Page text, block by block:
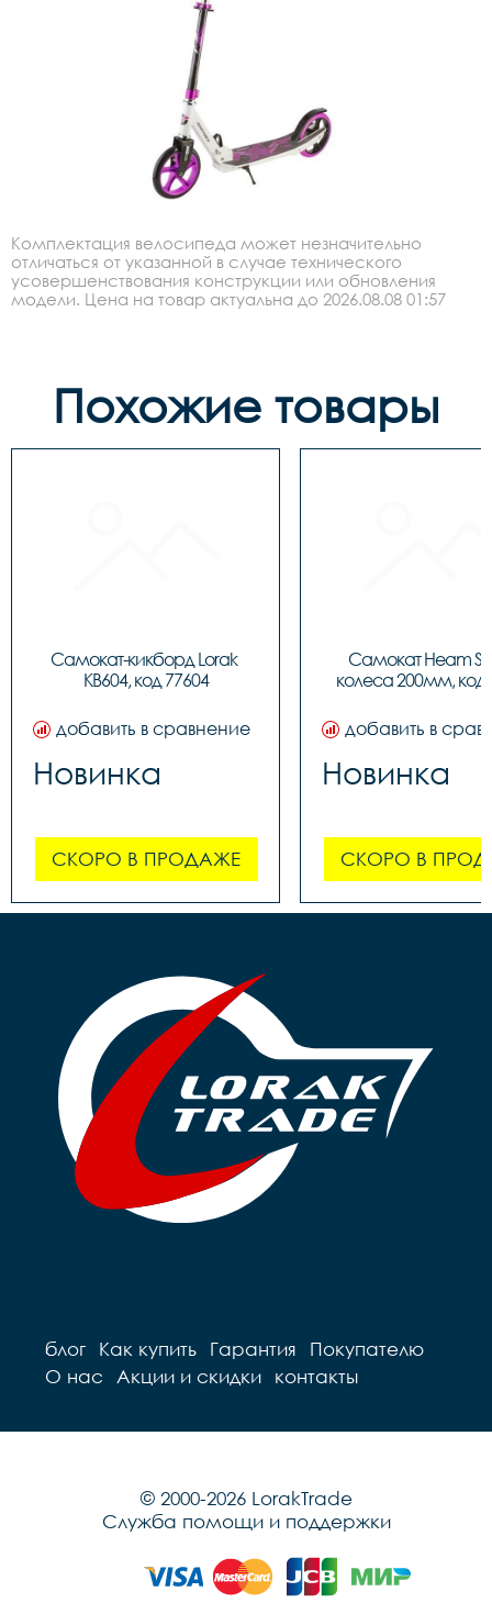
Комплектация велосипеда может незначительно
отличаться от указанной в случае технического
усовершенствования конструкции или обновления
модели. Цена на товар актуальна до 2026.08.08 01:57
Похожие товары
Самокат-кикборд Lorak
KB604, код 77604
добавить в сравнение
Новинка
СКОРО В ПРОДАЖЕ
Самокат Heam
колеса 200мм, код
добавить в
Новинка
СКОРО В
блог Как купить Гарантия
Покупателю
О нас
Акции и скидки контакты
© 2000-2026 LorakTrade
Служба помощи и поддержки